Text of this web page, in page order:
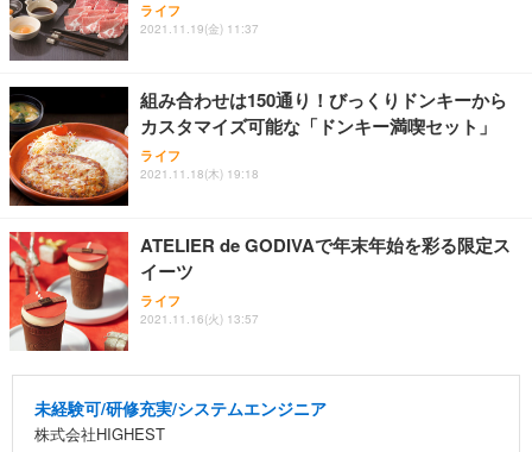
ライフ
2021.11.19(金) 11:37
組み合わせは150通り！びっくりドンキーから
カスタマイズ可能な「ドンキー満喫セット」
ライフ
2021.11.18(木) 19:18
ATELIER de GODIVAで年末年始を彩る限定ス
イーツ
ライフ
2021.11.16(火) 13:57
未経験可/研修充実/システムエンジニア
株式会社HIGHEST